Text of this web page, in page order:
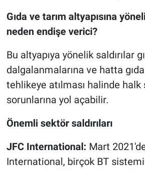
Gıda ve tarım altyapısına
neden endişe verici?
Bu altyapıya yönelik saldırılar
dalgalanmalarına ve hatta
tehlikeye atılması halinde halk
sorunlarına yol açabilir.
Önemli sektör saldırıları
JFC International: Mart
International, birçok BT